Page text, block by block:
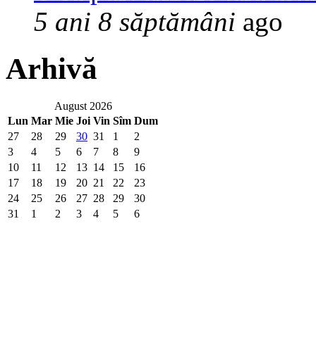
5 ani 8 săptămâni ago
Arhivă
August 2026
Lun Mar Mie Joi Vin Sîm Dum
27
28 29 30 31 1
2
3
4 5 6 7 8
9
10
11 12 13 14 15
16
17
18 19 20 21 22
23
24
25 26 27 28 29
30
31
1 2 3 4 5 6